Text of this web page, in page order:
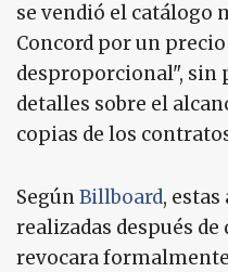
se vendió el catálogo
Concord por un
desproporcional",
detalles sobre el
copias de los
SegúnBillboard,
realizadas después de
revocara